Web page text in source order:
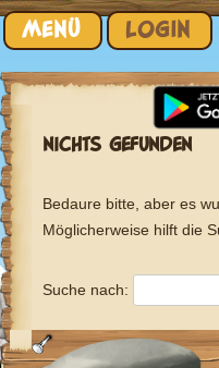
MENÜ LOGIN
NICHTS GEFUNDEN
Bedaure bitte, aber es
Möglicherweise hilft die
Suche nach: